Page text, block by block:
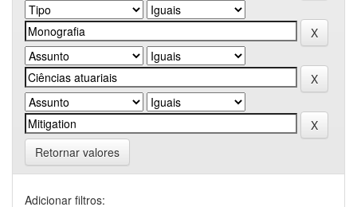
Retornar valores
Adicionar filtros: